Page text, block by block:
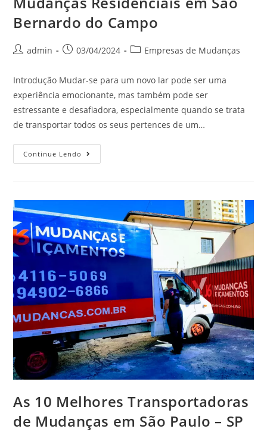
Bernardo do Campo
admin 03/04/2024 Empresas de Mudanças
Introdução Mudar-se para um novo lar pode ser uma
experiência emocionante, mas também pode ser
estressante e desafiadora, especialmente quando se trata
de transportar todos os seus pertences de um…
Continue Lendo
As 10 Melhores Transportadoras
de Mudanças em São Paulo – SP